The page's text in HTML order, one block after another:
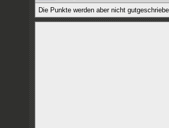
Die Punkte werden aber nicht